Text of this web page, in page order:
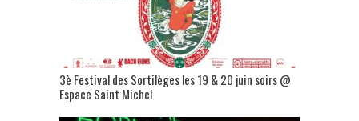
3è Festival des Sortilèges les 19 & 20 juin soirs @
Espace Saint Michel